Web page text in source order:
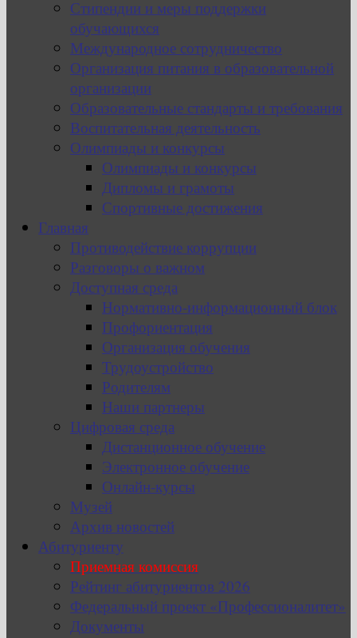
Стипендии и меры поддержки
обучающихся
Международное сотрудничество
Организация питания в образовательной
организации
Образовательные стандарты и требования
Воспитательная деятельность
Олимпиады и конкурсы
Олимпиады и конкурсы
Дипломы и грамоты
Спортивные достижения
Главная
Противодействие коррупции
Разговоры о важном
Доступная среда
Нормативно-информационный блок
Профориентация
Организация обучения
Трудоустройство
Родителям
Наши партнеры
Цифровая среда
Дистанционное обучение
Электронное обучение
Онлайн-курсы
Музей
Архив новостей
Абитуриенту
Приемная комиссия
Рейтинг абитуриентов 2026
Федеральный проект «Профессионалитет»
Документы